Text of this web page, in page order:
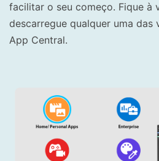
facilitar o seu começo. Fique à
descarregue qualquer uma das
App Central.